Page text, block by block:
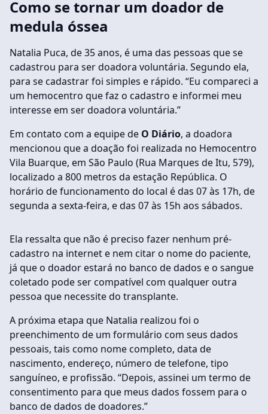
Como se tornar um doador de
medula óssea
Natalia Puca, de 35 anos, é uma das pessoas que se
cadastrou para ser doadora voluntária. Segundo ela,
para se cadastrar foi simples e rápido. “Eu compareci a
um hemocentro que faz o cadastro e informei meu
interesse em ser doadora voluntária.”
Em contato com a equipe de O Diário, a doadora
mencionou que a doação foi realizada no Hemocentro
Vila Buarque, em São Paulo (Rua Marques de Itu, 579),
localizado a 800 metros da estação República. O
horário de funcionamento do local é das 07 às 17h, de
segunda a sexta-feira, e das 07 às 15h aos sábados.
Ela ressalta que não é preciso fazer nenhum pré-
cadastro na internet e nem citar o nome do paciente,
já que o doador estará no banco de dados e o sangue
coletado pode ser compatível com qualquer outra
pessoa que necessite do transplante.
A próxima etapa que Natalia realizou foi o
preenchimento de um formulário com seus dados
pessoais, tais como nome completo, data de
nascimento, endereço, número de telefone, tipo
sanguíneo, e profissão. “Depois, assinei um termo de
consentimento para que meus dados fossem para o
banco de dados de doadores.”